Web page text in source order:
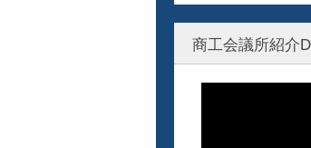
商工会議所紹介